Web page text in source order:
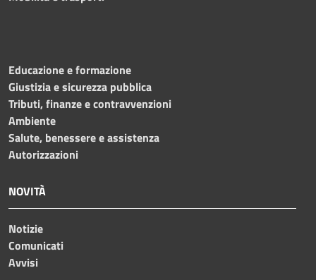
Educazione e formazione
Giustizia e sicurezza pubblica
Tributi, finanze e contravvenzioni
Ambiente
Salute, benessere e assistenza
Autorizzazioni
NOVITÀ
Notizie
Comunicati
Avvisi